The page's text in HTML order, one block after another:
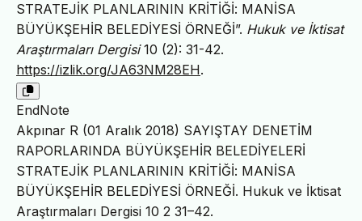
STRATEJİK PLANLARININ KRİTİĞİ: MANİSA
BÜYÜKŞEHİR BELEDİYESİ ÖRNEĞİ”. Hukuk ve İktisat
Araştırmaları Dergisi10 (2): 31-42.
https://izlik.org/JA63NM28EH.
EndNote
Akpınar R (01 Aralık 2018) SAYIŞTAY DENETİM
RAPORLARINDA BÜYÜKŞEHİR BELEDİYELERİ
STRATEJİK PLANLARININ KRİTİĞİ: MANİSA
BÜYÜKŞEHİR BELEDİYESİ ÖRNEĞİ. Hukuk ve İktisat
Araştırmaları Dergisi 10 2 31–42.